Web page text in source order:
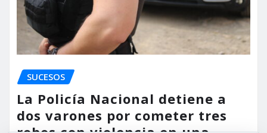
SUCESOS
La Policía Nacional detiene a
dos varones por cometer tres